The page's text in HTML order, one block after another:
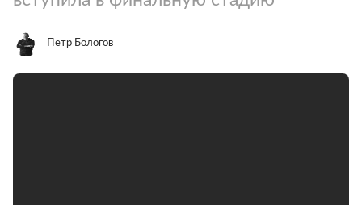
Петр Бологов